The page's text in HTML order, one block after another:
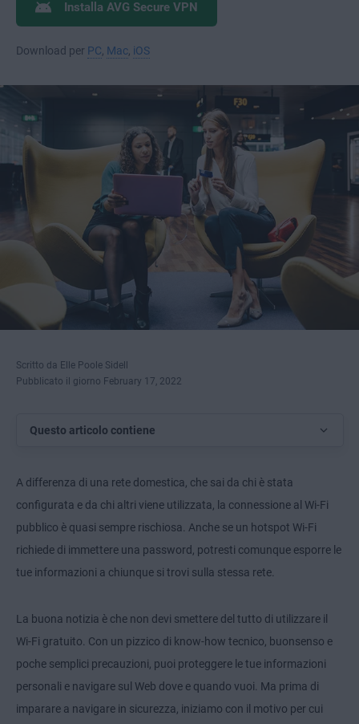
Installa AVG Secure VPN
Download per PC Mac iOS
Scritto da Elle Poole Sidell
Pubblicato il giorno February 17, 2022
Questo articolo contiene
A differenza di una rete domestica, che sai da chi è stata
configurata e da chi altri viene utilizzata, la connessione al Wi-Fi
pubblico è quasi sempre rischiosa. Anche se un hotspot Wi-Fi
richiede di immettere una password, potresti comunque esporre le
tue informazioni a chiunque si trovi sulla stessa rete.
La buona notizia è che non devi smettere del tutto di utilizzare il
Wi-Fi gratuito. Con un pizzico di know-how tecnico, buonsenso e
poche semplici precauzioni, puoi proteggere le tue informazioni
personali e navigare sul Web dove e quando vuoi. Ma prima di
imparare a navigare in sicurezza, iniziamo con il motivo per cui